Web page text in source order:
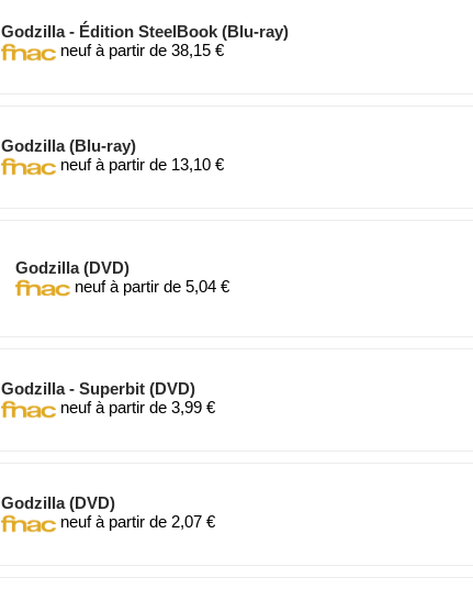
Godzilla - Édition SteelBook (Blu-ray)
neuf à partir de 38,15 €
Godzilla (Blu-ray)
neuf à partir de 13,10 €
Godzilla (DVD)
neuf à partir de 5,04 €
Godzilla - Superbit (DVD)
neuf à partir de 3,99 €
Godzilla (DVD)
neuf à partir de 2,07 €